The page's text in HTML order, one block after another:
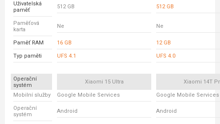
Uživatelská
paměť
512 GB 512 GB
Paměťová
karta
Ne Ne
Paměť RAM 16 GB 12 GB
Typ paměti UFS 4.1 UFS 4.0
Operační
systém
Xiaomi 15 Ultra Xiaomi 14T
Mobilní služby Google Mobile Services Google Mobile Services
Operační
systém
Android Android